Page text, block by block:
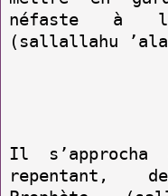
néfaste à
(sallallahu
Il
repentant,